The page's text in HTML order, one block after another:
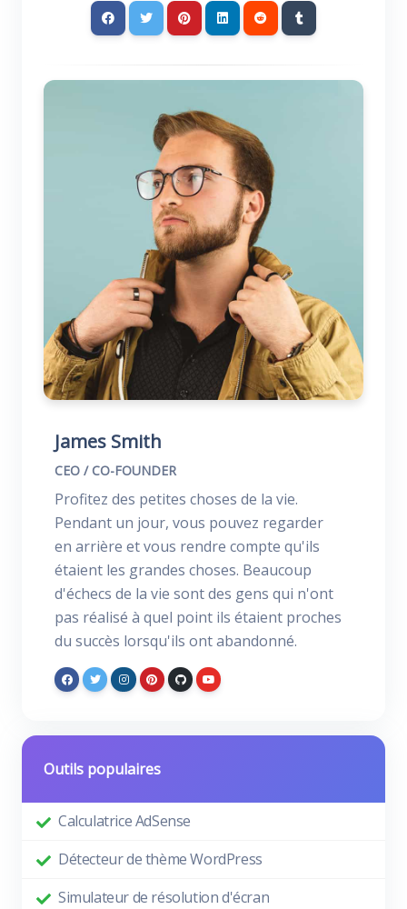
James Smith
CEO / CO-FOUNDER
Profitez des petites choses de la vie.
Pendant un jour, vous pouvez regarder
en arrière et vous rendre compte qu'ils
étaient les grandes choses. Beaucoup
d'échecs de la vie sont des gens qui n'ont
pas réalisé à quel point ils étaient proches
du succès lorsqu'ils ont abandonné.
Outils populaires
Calculatrice AdSense
Détecteur de thème WordPress
Simulateur de résolution d'écran